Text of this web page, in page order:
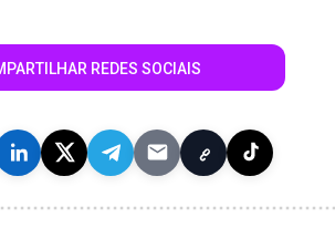
REDES SOCIAIS